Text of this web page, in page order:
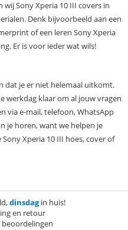
Sony Xperia 10 III covers in
Denk bijvoorbeeld aan een
of een leren Sony Xperia
Er is voor ieder wat wils!
dat je er niet helemaal uitkomt.
werkdag klaar om al jouw vragen
via e-mail, telefoon, WhatsApp
je horen, want we helpen je
Xperia 10 III hoes, cover of
dinsdagin huis!
en retour
beoordelingen